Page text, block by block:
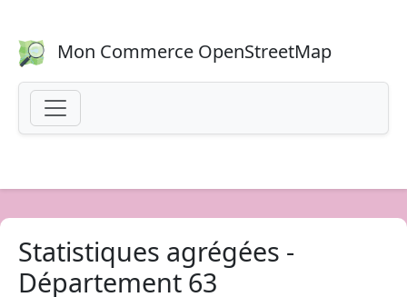
Mon Commerce OpenStreetMap
Statistiques agrégées -
Département 63